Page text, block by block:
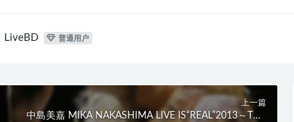
LiveBD 普通用户
上一篇
中島美嘉 MIKA NAKASHIMA LIVE IS“REAL”2013～THE